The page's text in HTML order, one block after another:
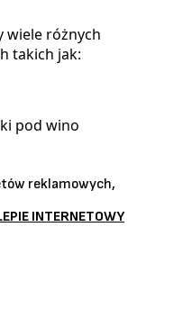
wiele różnych
takich jak:
pod wino